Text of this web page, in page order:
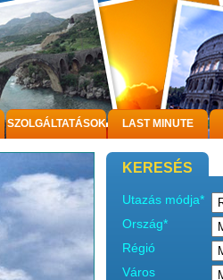
SZOLGÁLTATÁSOK LAST MINUTE
KERESÉS
Utazás módja*
Ország*
Régió
Város